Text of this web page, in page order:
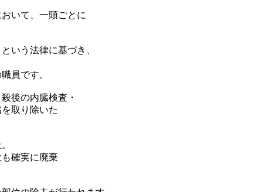
いて、一頭ごとに
いう法律に基づき、
員です。
後の内臓検査・
取り除いた
確実に廃棄